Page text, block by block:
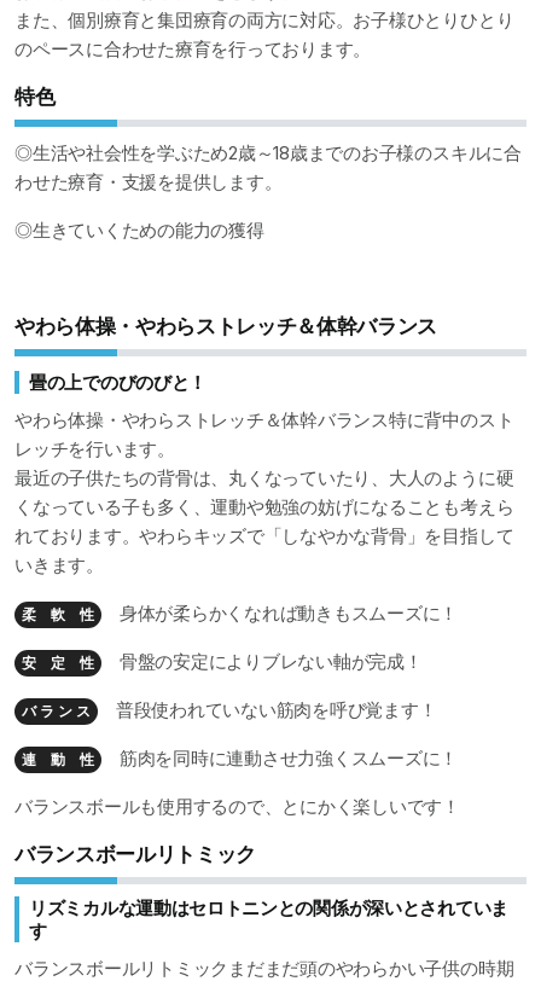
また、個別療育と集団療育の両方に対応。お子様ひとりひとり
のペースに合わせた療育を行っております。
特色
◎生活や社会性を学ぶため2歳～18歳までのお子様のスキルに合
わせた療育・支援を提供します。
◎生きていくための能力の獲得
やわら体操・やわらストレッチ＆体幹バランス
畳の上でのびのびと！
やわら体操・やわらストレッチ＆体幹バランス特に背中のスト
レッチを行います。
最近の子供たちの背骨は、丸くなっていたり、大人のように硬
くなっている子も多く、運動や勉強の妨げになることも考えら
れております。やわらキッズで「しなやかな背骨」を目指して
いきます。
柔 軟 性 身体が柔らかくなれば動きもスムーズに！
安 定 性 骨盤の安定によりブレない軸が完成！
バ ラ ン ス 普段使われていない筋肉を呼び覚ます！
連 動 性 筋肉を同時に連動させ力強くスムーズに！
バランスボールも使用するので、とにかく楽しいです！
バランスボールリトミック
リズミカルな運動はセロトニンとの関係が深いとされていま
す
バランスボールリトミックまだまだ頭のやわらかい子供の時期